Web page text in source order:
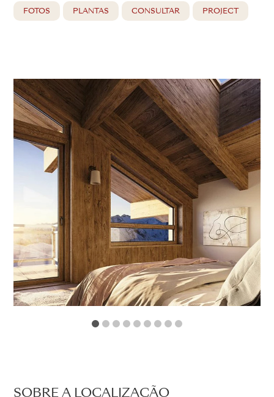
FOTOS PLANTAS CONSULTAR PROJECT
1 2 3 4 5 6
SOBRE A LOCALIZAÇÃO